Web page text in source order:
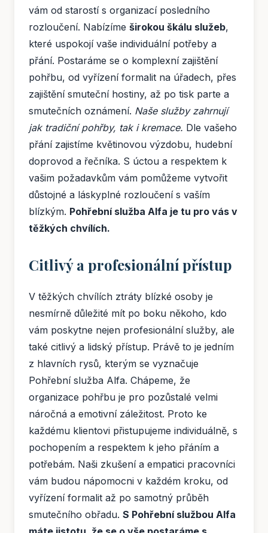
vám od starostí s organizací posledního
rozloučení. Nabízíme širokou škálu služeb,
které uspokojí vaše individuální potřeby a
přání. Postaráme se o komplexní zajištění
pohřbu, od vyřízení formalit na úřadech, přes
zajištění smuteční hostiny, až po tisk parte a
smutečních oznámení. Naše služby zahrnují
jak tradiční pohřby, tak i kremace. Dle vašeho
přání zajistíme květinovou výzdobu, hudební
doprovod a řečníka. S úctou a respektem k
vašim požadavkům vám pomůžeme vytvořit
důstojné a láskyplné rozloučení s vaším
blízkým. Pohřební služba Alfa je tu pro vás v
těžkých chvílích.
Citlivý a profesionální přístup
V těžkých chvílích ztráty blízké osoby je
nesmírně důležité mít po boku někoho, kdo
vám poskytne nejen profesionální služby, ale
také citlivý a lidský přístup. Právě to je jedním
z hlavních rysů, kterým se vyznačuje
Pohřební služba Alfa. Chápeme, že
organizace pohřbu je pro pozůstalé velmi
náročná a emotivní záležitost. Proto ke
každému klientovi přistupujeme individuálně, s
pochopením a respektem k jeho přáním a
potřebám. Naši zkušení a empatici pracovníci
vám budou nápomocni v každém kroku, od
vyřízení formalit až po samotný průběh
smutečního obřadu. S Pohřební službou Alfa